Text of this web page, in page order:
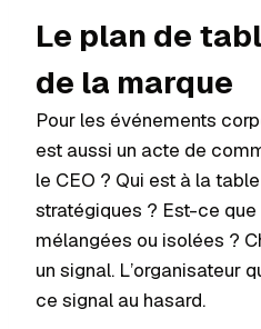
Le plan de
de la marque
Pour les événements
est aussi un acte de
le CEO ? Qui est à la
stratégiques ? Est-ce
mélangées ou isolées ?
un signal. L’organisateur
ce signal au hasard.